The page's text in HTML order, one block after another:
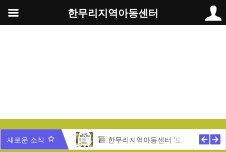
새로운 소식
가족과 함께 하는 송년잔치 한무리지역아동센터 ‘도서관 개관식’ 안내
한무리지역아동센터